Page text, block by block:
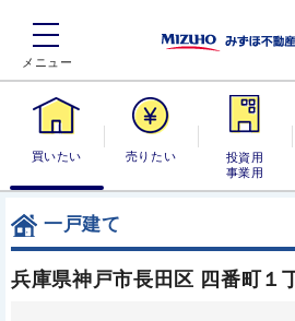
買いたい 売りたい
投資用・事業
用
一戸建て
兵庫県神戸市長田区 四番町１